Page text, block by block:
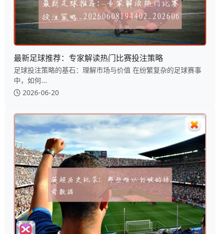
最新足球推荐：专家解读热门比赛投注策略
足球投注策略的基石：理解市场与价值 在纷繁复杂的足球赛事
中，如何...
2026-06-20